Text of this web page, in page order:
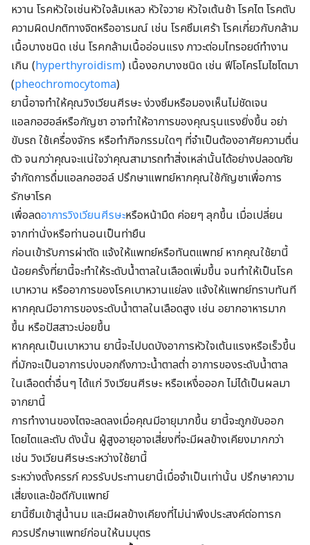
หวาน โรคหัวใจเช่นหัวใจล้มเหลว หัวใจวาย หัวใจเต้นช้า โรคไต โรคตับ
ความผิดปกติทางจิตหรืออารมณ์ เช่น โรคซึมเศร้า โรคเกี่ยวกับกล้าม
เนื้อบางชนิด เช่น โรคกล้ามเนื้ออ่อนแรง ภาวะต่อมไทรอยด์ทำงาน
เกิน (hyperthyroidism) เนื้องอกบางชนิด เช่น ฟีโอโครโมไซโตมา
(pheochromocytoma)
ยานี้อาจทำให้คุณวิงเวียนศีรษะ ง่วงซึมหรือมองเห็นไม่ชัดเจน
แอลกอฮอล์หรือกัญชา อาจทำให้อาการของคุณรุนแรงยิ่งขึ้น อย่า
ขับรถ ใช้เครื่องจักร หรือทำกิจกรรมใดๆ ที่จำเป็นต้องอาศัยความตื่น
ตัว จนกว่าคุณจะแน่ใจว่าคุณสามารถทำสิ่งเหล่านั้นได้อย่างปลอดภัย
จำกัดการดื่มแอลกอฮอล์ ปรึกษาแพทย์หากคุณใช้กัญชาเพื่อการ
รักษาโรค
เพื่อลดอาการวิงเวียนศีรษะหรือหน้ามืด ค่อยๆ ลุกขึ้น เมื่อเปลี่ยน
จากท่านั่งหรือท่านอนเป็นท่ายืน
ก่อนเข้ารับการผ่าตัด แจ้งให้แพทย์หรือทันตแพทย์ หากคุณใช้ยานี้
น้อยครั้งที่ยานี้จะทำให้ระดับน้ำตาลในเลือดเพิ่มขึ้น จนทำให้เป็นโรค
เบาหวาน หรืออาการของโรคเบาหวานแย่ลง แจ้งให้แพทย์ทราบทันที
หากคุณมีอาการของระดับน้ำตาลในเลือดสูง เช่น อยากอาหารมาก
ขึ้น หรือปัสสาวะบ่อยขึ้น
หากคุณเป็นเบาหวาน ยานี้จะไปบดบังอาการหัวใจเต้นแรงหรือเร็วขึ้น
ที่มักจะเป็นอาการบ่งบอกถึงภาวะน้ำตาลต่ำอาการของระดับน้ำตาล
ในเลือดต่ำอื่นๆ ได้แก่ วิงเวียนศีรษะ หรือเหงื่อออก ไม่ได้เป็นผลมา
จากยานี้
การทำงานของไตจะลดลงเมื่อคุณมีอายุมากขึ้น ยานี้จะถูกขับออก
โดยไตและตับ ดังนั้น ผู้สูงอายุอาจเสี่ยงที่จะมีผลข้างเคียงมากกว่า
เช่น วิงเวียนศีรษะระหว่างใช้ยานี้
ระหว่างตั้งครรภ์ ควรรับประทานยานี้เมื่อจำเป็นเท่านั้น ปรึกษาความ
เสี่ยงและข้อดีกับแพทย์
ยานี้ซึมเข้าสู่น้ำนม และมีผลข้างเคียงที่ไม่น่าพึงประสงค์ต่อทารก
ควรปรึกษาแพทย์ก่อนให้นมบุตร